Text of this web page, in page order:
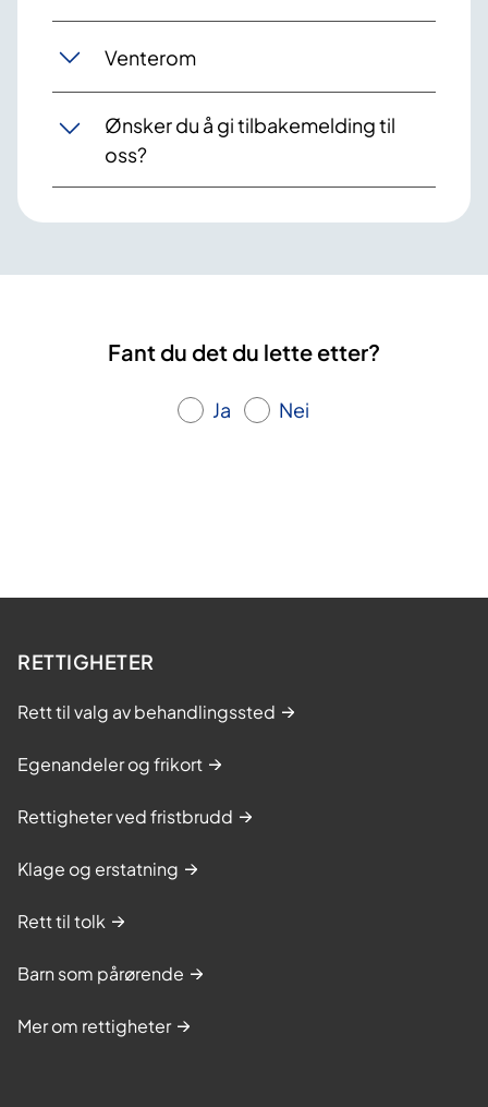
Venterom
Ønsker du å gi tilbakemelding til
oss?
Fant du det du lette etter?
Ja Nei
RETTIGHETER
Rett til valg av behandlingssted
Egenandeler og frikort
Rettigheter ved fristbrudd
Klage og erstatning
Rett til tolk
Barn som pårørende
Mer om rettigheter